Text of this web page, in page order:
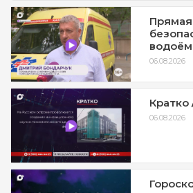
06.08.2026
Кратко
06.08.2026